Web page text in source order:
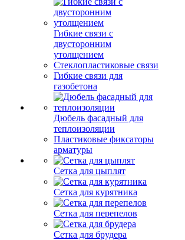
Гибкие связи с
двусторонним
утолщением
Стеклопластиковые связи
Гибкие связи для
газобетона
Дюбель фасадный для
теплоизоляции
Пластиковые фиксаторы
арматуры
Сетка для цыплят
Сетка для курятника
Сетка для перепелов
Сетка для брудера